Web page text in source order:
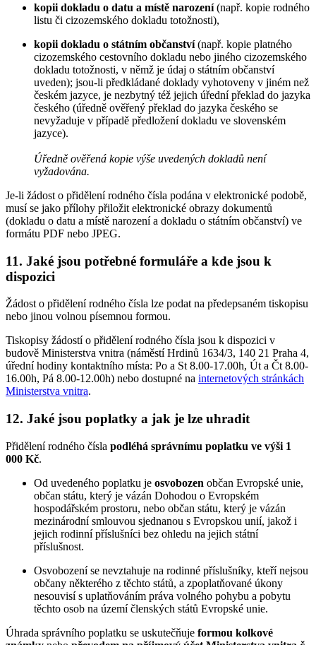
kopii dokladu o datu a místě narození(např. kopie rodného
listu či cizozemského dokladu totožnosti),
kopii dokladu o státním občanství(např. kopie platného
cizozemského cestovního dokladu nebo jiného cizozemského
dokladu totožnosti, v němž je údaj o státním občanství
uveden); jsou-li předkládané doklady vyhotoveny v jiném než
českém jazyce, je nezbytný též jejich úřední překlad do jazyka
českého (úředně ověřený překlad do jazyka českého se
nevyžaduje v případě předložení dokladu ve slovenském
jazyce).
Úředně ověřená kopie výše uvedených dokladů není
vyžadována.
Je-li žádost o přidělení rodného čísla podána v elektronické podobě,
musí se jako přílohy přiložit elektronické obrazy dokumentů
(dokladu o datu a místě narození a dokladu o státním občanství) ve
formátu PDF nebo JPEG.
11. Jaké jsou potřebné formuláře a kde jsou k
dispozici
Žádost o přidělení rodného čísla lze podat na předepsaném tiskopisu
nebo jinou volnou písemnou formou.
Tiskopisy žádostí o přidělení rodného čísla jsou k dispozici v
budově Ministerstva vnitra (náměstí Hrdinů 1634/3, 140 21 Praha 4,
úřední hodiny kontaktního místa: Po a St 8.00-17.00h, Út a Čt 8.00-
16.00h, Pá 8.00-12.00h) nebo dostupné na internetových stránkách
Ministerstva vnitra.
12. Jaké jsou poplatky a jak je lze uhradit
Přidělení rodného čísla podléhá správnímu poplatku ve výši 1
000 Kč.
Od uvedeného poplatku je osvobozen občan Evropské unie,
občan státu, který je vázán Dohodou o Evropském
hospodářském prostoru, nebo občan státu, který je vázán
mezinárodní smlouvou sjednanou s Evropskou unií, jakož i
jejich rodinní příslušníci bez ohledu na jejich státní
příslušnost.
Osvobození se nevztahuje na rodinné příslušníky, kteří nejsou
občany některého z těchto států, a zpoplatňované úkony
nesouvisí s uplatňováním práva volného pohybu a pobytu
těchto osob na území členských států Evropské unie.
Úhrada správního poplatku se uskutečňuje formou kolkové